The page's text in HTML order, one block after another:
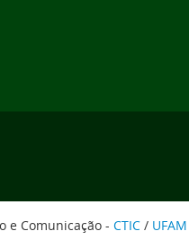
e Comunicação - CTIC / UFAM